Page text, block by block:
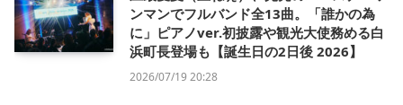
ンマンでフルバンド全13曲。「誰かの為
に」ピアノver.初披露や観光大使務める白
浜町長登場も【誕生日の2日後 2026】
2026/07/19 20:28